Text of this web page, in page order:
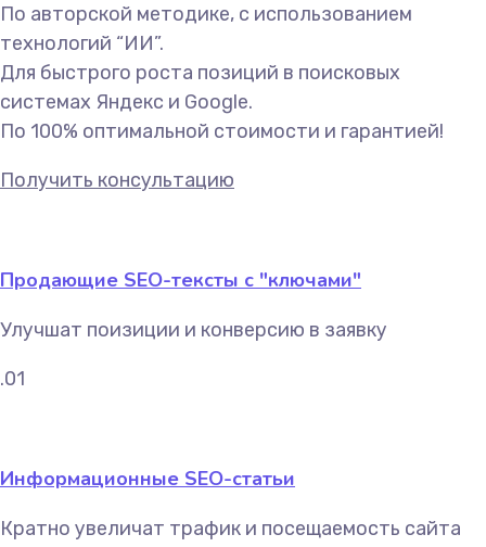
По авторской методике, с использованием
технологий “ИИ”.
Для быстрого роста позиций в поисковых
системах Яндекс и Google.
По 100% оптимальной стоимости и гарантией!
Получить консультацию
Продающие SEO-тексты с "ключами"
Улучшат поизиции и конверсию в заявку
.01
Информационные SEO-статьи
Кратно увеличат трафик и посещаемость сайта